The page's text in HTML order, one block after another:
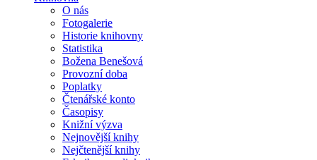
O nás
Fotogalerie
Historie knihovny
Statistika
Božena Benešová
Provozní doba
Poplatky
Čtenářské konto
Časopisy
Knižní výzva
Nejnovější knihy
Nejčtenější knihy